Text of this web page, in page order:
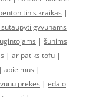
kraikas |
gyvunams
| šunims
| ar patiks tofu |
| apie mus |
prekes | edalo